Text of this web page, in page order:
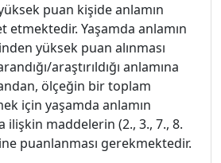
puan kişide anlamın
Yaşamda anlamın
yüksek puan alınması
araştırıldığı anlamına
ölçeğin bir toplam
için yaşamda anlamın
ilişkin maddelerin (2., 3., 7., 8.
puanlanması gerekmektedir.